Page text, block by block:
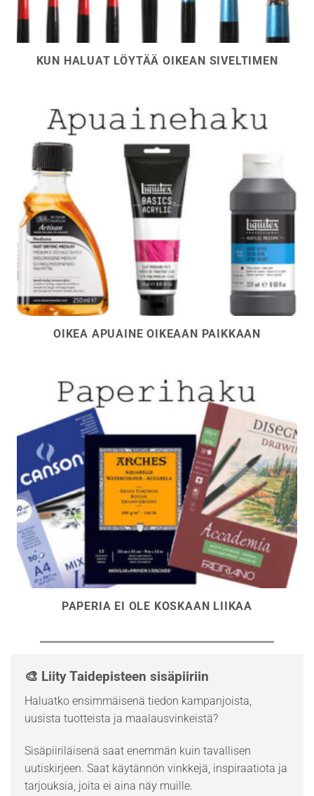
KUN HALUAT LÖYTÄÄ OIKEAN SIVELTIMEN
OIKEA APUAINE OIKEAAN PAIKKAAN
PAPERIA EI OLE KOSKAAN LIIKAA
🎨 Liity Taidepisteen sisäpiiriin
Haluatko ensimmäisenä tiedon kampanjoista,
uusista tuotteista ja maalausvinkeistä?
Sisäpiiriläisenä saat enemmän kuin tavallisen
uutiskirjeen. Saat käytännön vinkkejä, inspiraatiota ja
tarjouksia, joita ei aina näy muille.